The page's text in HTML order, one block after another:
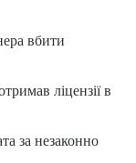
вбити
ліцензії в
за незаконно